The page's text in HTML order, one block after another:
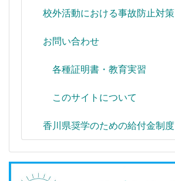
校外活動における事故防止対策
お問い合わせ
各種証明書・教育実習
このサイトについて
香川県奨学のための給付金制度